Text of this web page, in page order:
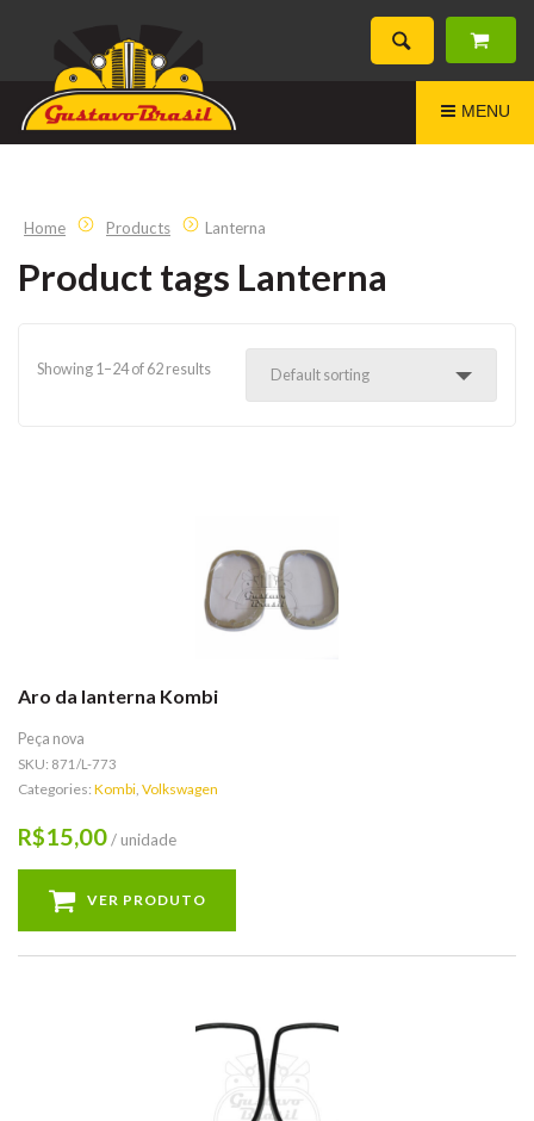
MENU
Home Products Lanterna
Product tags Lanterna
Showing 1–24 of 62 results Default sorting
Aro da lanterna Kombi
Peça nova
SKU: 871/L-773
Categories: Kombi, Volkswagen
R$15,00/ unidade
VER PRODUTO